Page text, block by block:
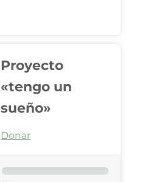
Proyecto
«tengo un
sueño»
Donar